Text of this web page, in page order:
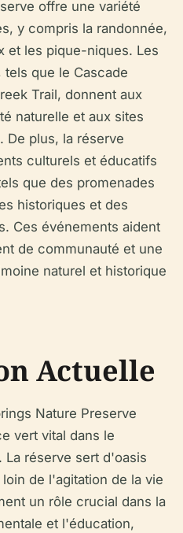
offre une variété
y compris la randonnée,
et les pique-niques. Les
que le Cascade
Trail, donnent aux
naturelle et aux sites
De plus, la réserve
culturels et éducatifs
que des promenades
historiques et des
Ces événements aident
de communauté et une
naturel et historique
Actuelle
Nature Preserve
vert vital dans le
La réserve sert d'oasis
de l'agitation de la vie
un rôle crucial dans la
et l'éducation,